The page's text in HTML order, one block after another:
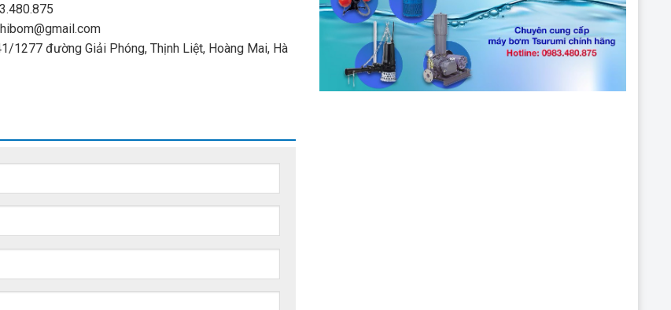
1277 đường Giải Phóng, Thịnh Liệt, Hoàng Mai, Hà